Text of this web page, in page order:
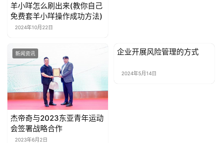
羊小咩怎么刷出来(教你自己
免费套羊小咩操作成功方法)
2024年10月22日
新闻资讯
杰帝奇与2023东亚青年运动
会签署战略合作
2023年6月2日
新闻资讯
企业开展风险管理的方式
2024年5月14日